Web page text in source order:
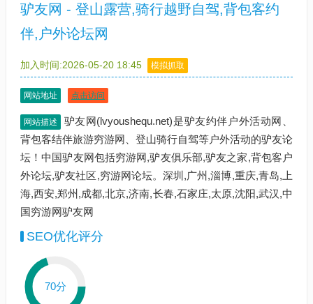
驴友网 - 登山露营,骑行越野自驾,背包客约
伴,户外论坛网
加入时间:2026-05-20 18:45 模拟抓取
网站地址 点击访问
网站描述
驴友网(lvyoushequ.net)是驴友约伴户外活动网、
背包客结伴旅游穷游网、登山骑行自驾等户外活动的驴友论
坛！中国驴友网包括穷游网,驴友俱乐部,驴友之家,背包客户
外论坛,驴友社区,穷游网论坛。深圳,广州,淄博,重庆,青岛,上
海,西安,郑州,成都,北京,济南,长春,石家庄,太原,沈阳,武汉,中
国穷游网驴友网
SEO优化评分
70分